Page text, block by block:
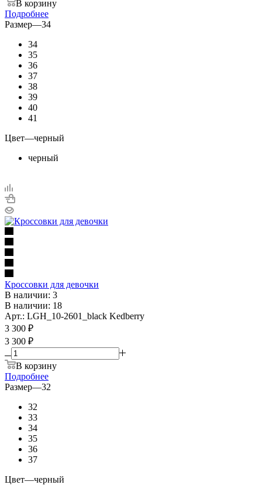
В корзину
Подробнее
Размер—34
34
35
36
37
38
39
40
41
Цвет—черный
черный
Кроссовки для девочки
В наличии: 3
В наличии: 18
Арт.: LGH_10-2601_black Kedberry
3 300 ₽
3 300 ₽
В корзину
Подробнее
Размер—32
32
33
34
35
36
37
Цвет—черный